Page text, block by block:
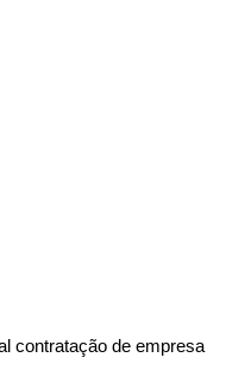
contratação de empresa